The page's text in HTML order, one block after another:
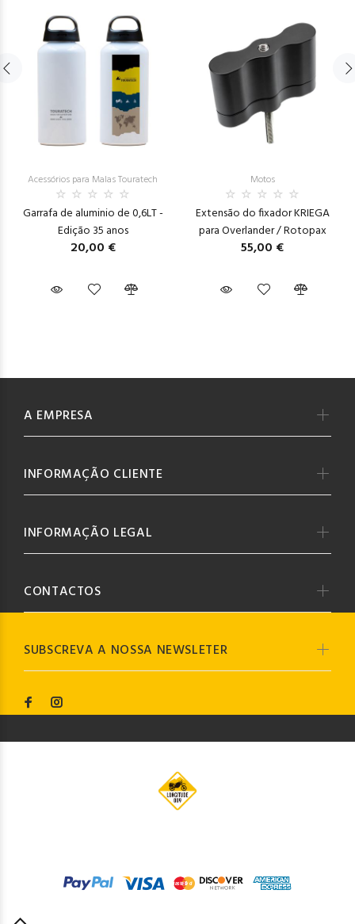
Acessórios para Malas Touratech
Garrafa de aluminio de 0,6LT -
Edição 35 anos
20,00 €
Motos
Extensão do fixador KRIEGA
para Overlander / Rotopax
55,00 €
SUBSCREVA A NOSSA NEWSLETER
A EMPRESA
INFORMAÇÃO CLIENTE
INFORMAÇÃO LEGAL
CONTACTOS